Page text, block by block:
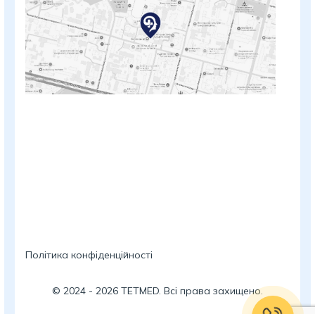
Політика конфіденційності
© 2024 - 2026 TETMED. Всі права захищено.